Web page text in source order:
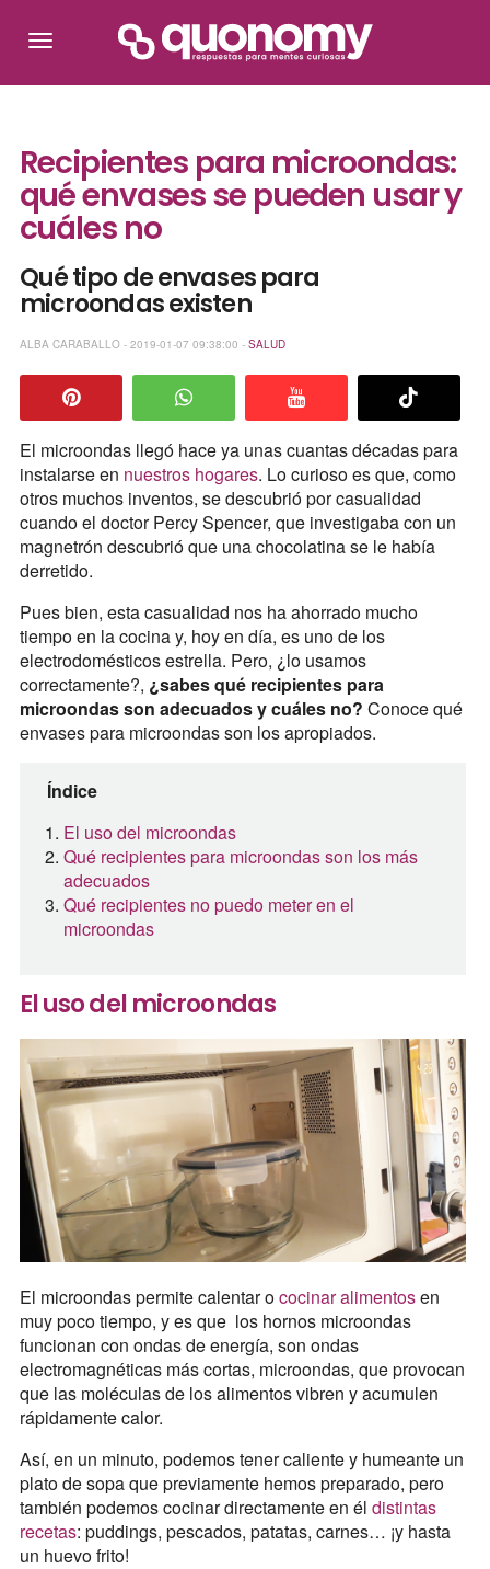
Recipientes para microondas:
qué envases se pueden usar y
cuáles no
Qué tipo de envases para
microondas existen
ALBA CARABALLO - 2019-01-07 09:38:00 - SALUD
El microondas llegó hace ya unas cuantas décadas para
instalarse en nuestros hogares. Lo curioso es que, como
otros muchos inventos, se descubrió por casualidad
cuando el doctor Percy Spencer, que investigaba con un
magnetrón descubrió que una chocolatina se le había
derretido.
Pues bien, esta casualidad nos ha ahorrado mucho
tiempo en la cocina y, hoy en día, es uno de los
electrodomésticos estrella. Pero, ¿lo usamos
correctamente?, ¿sabes qué recipientes para
microondas son adecuados y cuáles no? Conoce qué
envases para microondas son los apropiados.
Índice
El uso del microondas
Qué recipientes para microondas son los más
adecuados
Qué recipientes no puedo meter en el
microondas
El uso del microondas
El microondas permite calentar ococinar alimentosen
muy poco tiempo, y es que los hornos microondas
funcionan con ondas de energía, son ondas
electromagnéticas más cortas, microondas, que provocan
que las moléculas de los alimentos vibren y acumulen
rápidamente calor.
Así, en un minuto, podemos tener caliente y humeante un
plato de sopa que previamente hemos preparado, pero
también podemos cocinar directamente en él distintas
recetas: puddings, pescados, patatas, carnes… ¡y hasta
un huevo frito!